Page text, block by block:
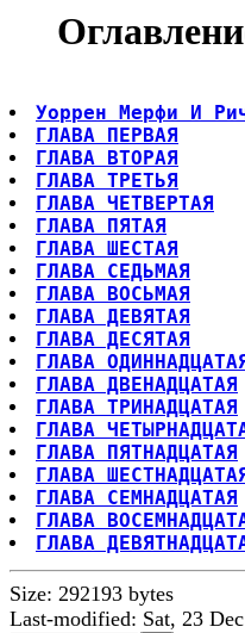
Уоррен Мерфи И
ГЛАВА ПЕРВАЯ
ГЛАВА ВТОРАЯ
ГЛАВА ТРЕТЬЯ
ГЛАВА ЧЕТВЕРТАЯ
ГЛАВА ПЯТАЯ
ГЛАВА ШЕСТАЯ
ГЛАВА СЕДЬМАЯ
ГЛАВА ВОСЬМАЯ
ГЛАВА ДЕВЯТАЯ
ГЛАВА ДЕСЯТАЯ
ГЛАВА ОДИННАДЦАТАЯ
ГЛАВА ДВЕНАДЦАТАЯ
ГЛАВА ТРИНАДЦАТАЯ
ГЛАВА
ГЛАВА ПЯТНАДЦАТАЯ
ГЛАВА ШЕСТНАДЦАТАЯ
ГЛАВА СЕМНАДЦАТАЯ
ГЛАВА
ГЛАВА
Size: 292193 bytes
Last-modified: Sat, 23